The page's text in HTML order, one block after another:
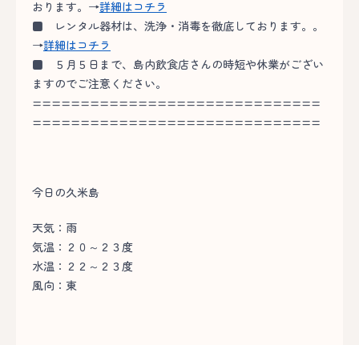
おります。→詳細はコチラ
■ レンタル器材は、洗浄・消毒を徹底しております。。
→詳細はコチラ
■ ５月５日まで、島内飲食店さんの時短や休業がござい
ますのでご注意ください。
==============================
==============================
今日の久米島
天気：雨
気温：２０～２３度
水温：２２～２３度
風向：東